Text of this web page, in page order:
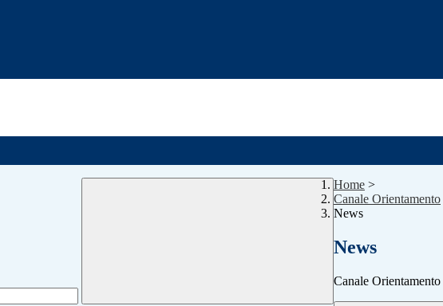
Home >
Canale Orientamento
News
News
Canale Orientamento